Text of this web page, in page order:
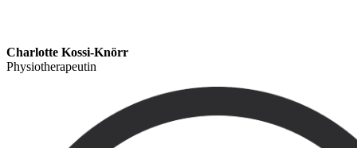
Charlotte Kossi-Knörr
Physiotherapeutin